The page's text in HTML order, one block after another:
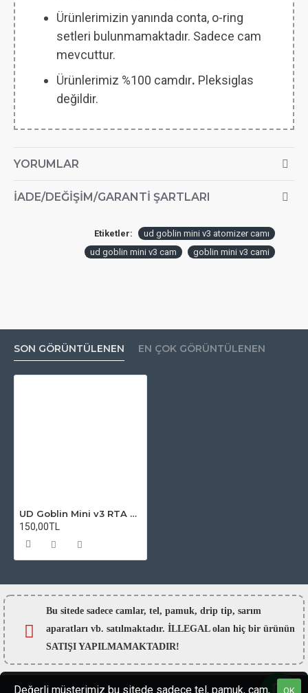
Ürünlerimizin yanında conta, o-ring
setleri bulunmamaktadır. Sadece cam
mevcuttur.
Ürünlerimiz %100 camdır. Pleksiglas
değildir.
YORUMLAR
İADE/DEĞIŞIM/GARANTI ŞARTLARI
Etiketler:
ud goblin mini v3 atomizer camı
ud goblin mini v3 cam
goblin mini v3 cami
SON GÖRÜNTÜLENEN EN ÇOK GÖRÜNTÜLENEN
UD Goblin Mini v3 RTA Atomizer Camı
150,00TL
Bu sitede sadece camlar, tel, pamuk, drip tip, sarım
aparatları vb. satılmaktadır. İLLEGAL olan hiç bir ürünün
SATIŞI YAPILMAMAKTADIR!
OK
Değerli müşterimiz bu sitede sadece tel, pamuk, cam,